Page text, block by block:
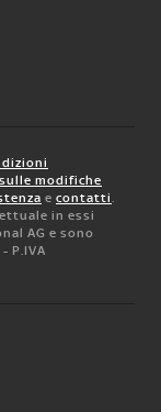
modifiche
e contatti.
in essi
AG e sono
P.IVA